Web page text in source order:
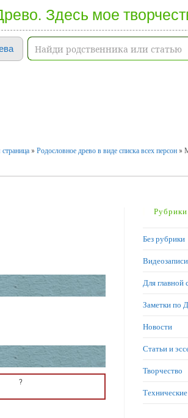
Здесь мое
страница » Родословное древо в виде списка всех персон »
?
Рубрики
Без рубрики
Видеозаписи
Для главной
Заметки по
Новости
Статьи и
Творчество
Технические